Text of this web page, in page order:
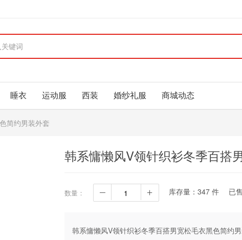
睡衣 运动服 西装 婚纱礼服 商城动态
简约男装外套
韩系慵懒风V领针织衫冬季百搭
数量： 库存量： 347 件 已
韩系慵懒风V领针织衫冬季百搭男宽松毛衣黑色简约